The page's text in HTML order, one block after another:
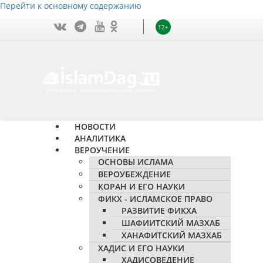
Перейти к основному содержанию
12+
НОВОСТИ
АНАЛИТИКА
ВЕРОУЧЕНИЕ
ОСНОВЫ ИСЛАМА
ВЕРОУБЕЖДЕНИЕ
КОРАН И ЕГО НАУКИ
ФИКХ - ИСЛАМСКОЕ ПРАВО
РАЗВИТИЕ ФИКХА
ШАФИИТСКИЙ МАЗХАБ
ХАНАФИТСКИЙ МАЗХАБ
ХАДИС И ЕГО НАУКИ
ХАДИСОВЕДЕНИЕ